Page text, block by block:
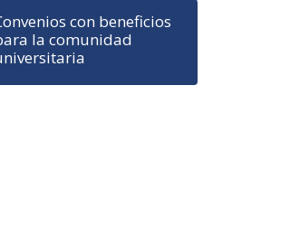
con beneficios
la comunidad